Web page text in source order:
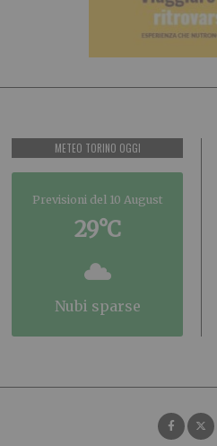
METEO TORINO OGGI
Previsioni del 10 August
29°C
nubi sparse